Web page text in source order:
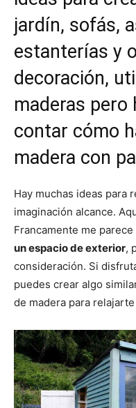
jardín, sofás,
estanterías y
decoración,
maderas pero
contar cómo
madera con
Hay muchas ideas para
imaginación alcance.
Francamente me
un espacio de exterior,
consideración. Si
puedes crear algo
de madera para